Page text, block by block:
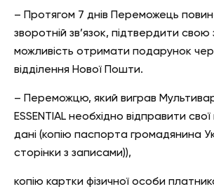
– Протягом 7 днів Переможець
зворотній зв’язок, підтвердити свою
можливість отримати подарунок
відділення Нової Пошти.
– Переможцю, який виграв
ESSENTIAL необхідно відправити
дані (копію паспорта громадянина
сторінки з записами)),
копію картки фізичної особи